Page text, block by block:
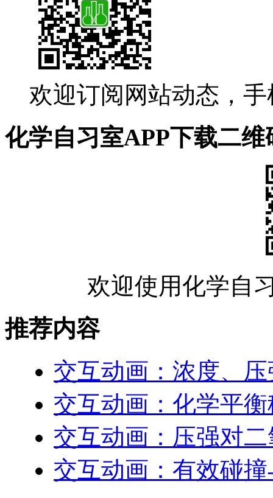
欢迎订阅网站动态，
化学自习室APP下载二维
欢迎使用化学自
推荐内容
交互动画：浓度、
交互动画：化学平
交互动画：压强对
交互动画：有效碰